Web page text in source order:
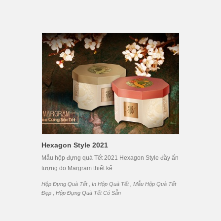
Hexagon Style 2021
Mẫu hộp đựng quà Tết 2021 Hexagon Style đầy ấn
tượng do Margram thiết kế
Hộp Đựng Quà Tết, In Hộp Quà Tết, Mẫu Hộp Quà Tết
Đẹp , Hộp Đựng Quà Tết Có Sẵn